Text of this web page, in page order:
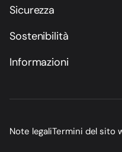
Sicurezza
Sostenibilità
Informazioni
Note legaliTermini del sito